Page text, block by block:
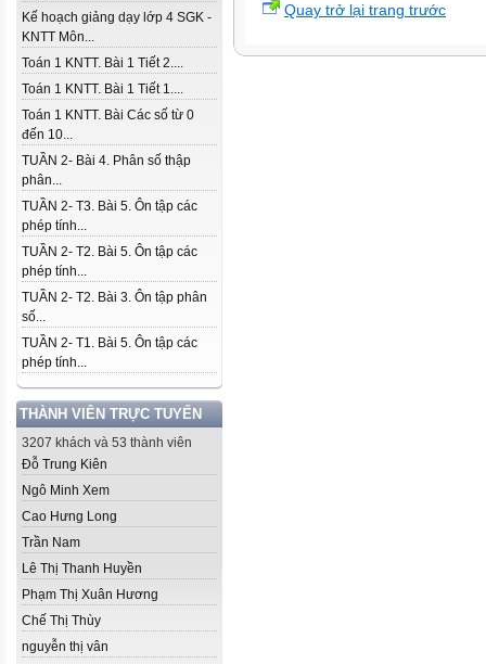
Kế hoạch giảng dạy lớp 4 SGK -
KNTT Môn...
Toán 1 KNTT. Bài 1 Tiết 2....
Toán 1 KNTT. Bài 1 Tiết 1....
Toán 1 KNTT. Bài Các số từ 0
đến 10...
TUẦN 2- Bài 4. Phân số thập
phân...
TUẦN 2- T3. Bài 5. Ôn tập các
phép tính...
TUẦN 2- T2. Bài 5. Ôn tập các
phép tính...
TUẦN 2- T2. Bài 3. Ôn tập phân
số...
TUẦN 2- T1. Bài 5. Ôn tập các
phép tính...
THÀNH VIÊN TRỰC TUYẾN
3207 khách và 53 thành viên
Đỗ Trung Kiên
Ngô Minh Xem
Cao Hưng Long
Trần Nam
Lê Thị Thanh Huyền
Phạm Thị Xuân Hương
Chế Thị Thùy
nguyễn thị vân
Quay trở lại trang trước